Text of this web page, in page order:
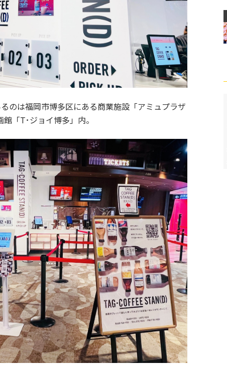
るのは福岡市博多区にある商業施設「アミュプラザ
「T･ジョイ博多」内。